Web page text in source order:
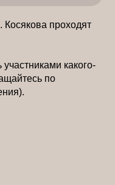
проходят
какого-
по